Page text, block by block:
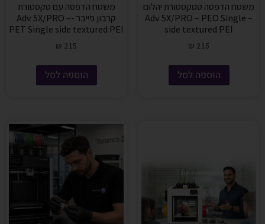
משטח הדפסה טטקסטורת יהלום
– Adv 5X/PRO – PEO Single
side textured PEI
₪ 215
הוספה לסל
משטח הדפסה עם טקסטורת
קרבון פייבר -Adv 5X/PRO –
PET Single side textured PEI
₪ 215
הוספה לסל